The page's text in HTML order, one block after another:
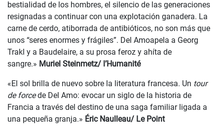
bestialidad de los hombres, el silencio de las generaciones
resignadas a continuar con una explotación ganadera. La
carne de cerdo, atiborrada de antibióticos, no son más que
unos “seres enormes y frágiles”. Del Amoapela a Georg
Trakl y a Baudelaire, a su prosa feroz y ahíta de
sangre.» Muriel Steinmetz/ l’Humanité
«El sol brilla de nuevo sobre la literatura francesa. Un tour
de forcede Del Amo: evocar un siglo de la historia de
Francia a través del destino de una saga familiar ligada a
una pequeña granja.» Éric Naulleau/ Le Point